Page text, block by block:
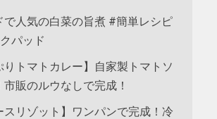
で人気の白菜の旨煮 #簡単レシピ
パッド
りトマトカレー】自家製トマトソ
販のルウなしで完成！
スリゾット】ワンパンで完成！冷